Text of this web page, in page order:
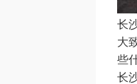
长
大
些
长